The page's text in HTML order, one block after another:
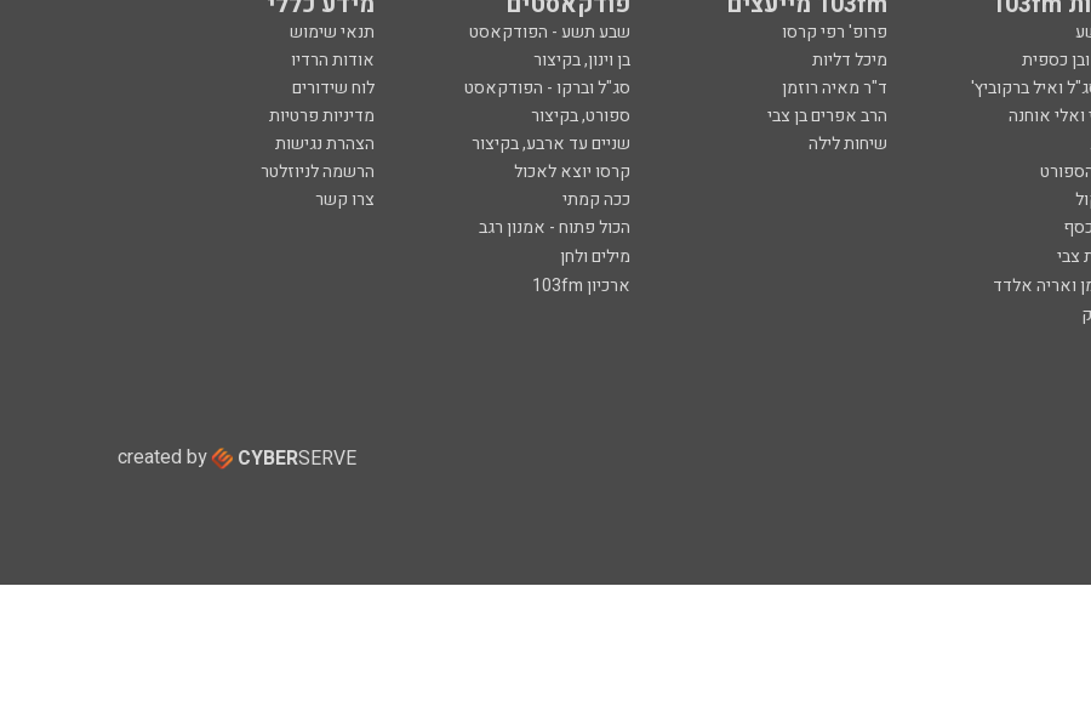
פרופ' רפי קרסו שבע תשע - הפודקאסט
תנאי שימוש
ובן כספית
מיכל דליות בן וינון, בקיצור
אודות הרדיו
ואיל ברקוביץ'
ד"ר מאיה רוזמן סג"ל וברקו - הפודקאסט
לוח שידורים
אוחנה
הרב אפרים בן צבי ספורט, בקיצור
מדיניות פרטיות
שיחות לילה שניים עד ארבע, בקיצור
הצהרת נגישות
קרסו יוצא לאכול
הרשמה לניוזלטר
ככה קמתי
צרו קשר
הכול פתוח - אמנון רגב
צבי
מילים ולחן
ואריה אלדד
ארכיון 103fm
created by CYBERSERVE